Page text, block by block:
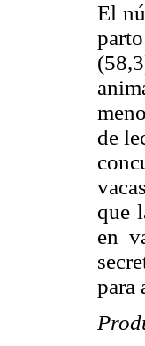
El
de
que
en
para